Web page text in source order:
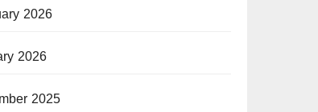
2026
2026
2025